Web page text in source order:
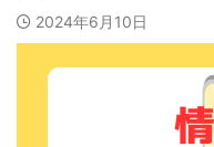
2024年6月10日